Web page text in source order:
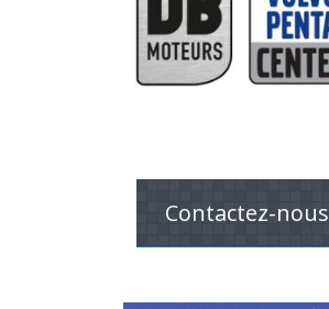
Contactez-nous